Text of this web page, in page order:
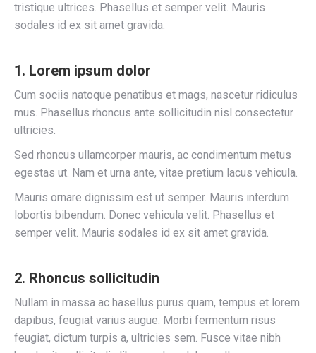
tristique ultrices. Phasellus et semper velit. Mauris
sodales id ex sit amet gravida.
1. Lorem ipsum dolor
Cum sociis natoque penatibus et mags, nascetur ridiculus
mus. Phasellus rhoncus ante sollicitudin nisl consectetur
ultricies.
Sed rhoncus ullamcorper mauris, ac condimentum metus
egestas ut. Nam et urna ante, vitae pretium lacus vehicula.
Mauris ornare dignissim est ut semper. Mauris interdum
lobortis bibendum. Donec vehicula velit. Phasellus et
semper velit. Mauris sodales id ex sit amet gravida.
2. Rhoncus sollicitudin
Nullam in massa ac hasellus purus quam, tempus et lorem
dapibus, feugiat varius augue. Morbi fermentum risus
feugiat, dictum turpis a, ultricies sem. Fusce vitae nibh